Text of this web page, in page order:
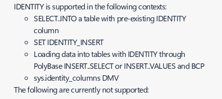
IDENTITY is supported in the following contexts:
SELECT..INTO a table with pre-existing IDENTITY
column
SET IDENTITY_INSERT
Loading data into tables with IDENTITY through
PolyBase INSERT..SELECT or INSERT..VALUES and BCP
sys.identity_columns DMV
The following are currently not supported: